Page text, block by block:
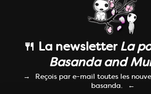
🍴 La newsletterLa
Basanda and
Reçois par e-mail toutes les
basanda.